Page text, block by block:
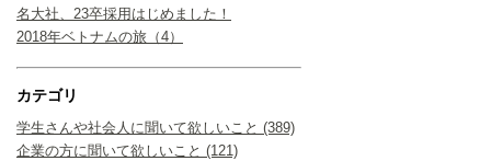
名大社、23卒採用はじめました！
2018年ベトナムの旅（4）
カテゴリ
学生さんや社会人に聞いて欲しいこと (389)
企業の方に聞いて欲しいこと (121)